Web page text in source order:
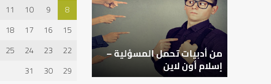
المسؤلية
إسلام
أون
لاينمن أدبيات تحمل المسؤلية –
إسلام أون لاين
8
9
10
11
15
16
17
18
22
23
24
25
29
30
31